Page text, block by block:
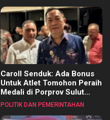
Caroll Senduk: Ada Bonus
Untuk Atlet Tomohon Peraih
Medali di Porprov Sulut
2025
POLITIK DAN PEMERINTAHAN